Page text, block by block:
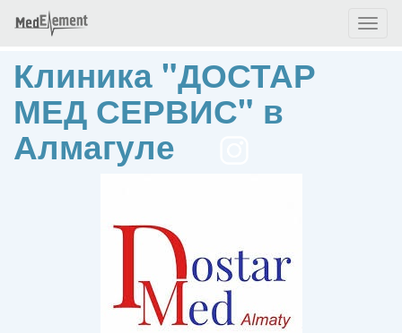
Клиника "ДОСТАР
МЕД СЕРВИС" в
Алмагуле